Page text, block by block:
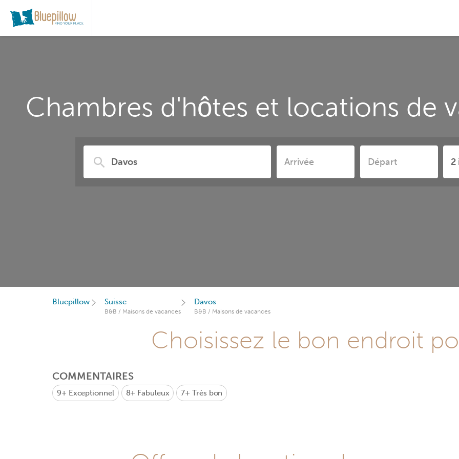
Chambres d'hôtes et locations de
Bluepillow Suisse
B&B / Maisons de vacances
Davos
B&B / Maisons de vacances
Choisissez le bon endroit
COMMENTAIRES
9+ Exceptionnel 8+ Fabuleux 7+Très bon